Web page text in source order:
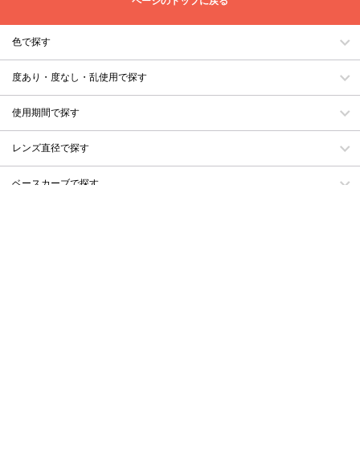
色で探す
度あり・度なし・乱使用で探す
使用期間で探す
レンズ直径で探す
ベースカーブで探す